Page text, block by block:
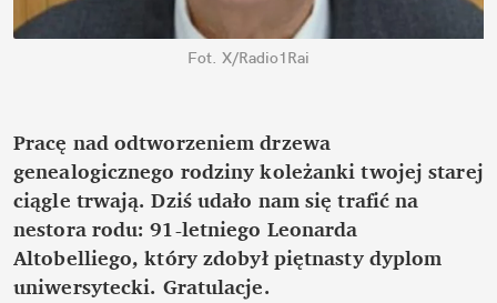
Fot. X/Radio1Rai
Pracę nad odtworzeniem drzewa
genealogicznego rodziny koleżanki twojej starej
ciągle trwają. Dziś udało nam się trafić na
nestora rodu: 91-letniego Leonarda
Altobelliego, który zdobył piętnasty dyplom
uniwersytecki. Gratulacje.